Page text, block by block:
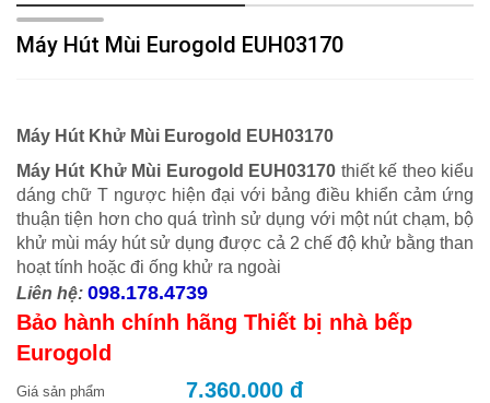
Máy Hút Mùi Eurogold EUH03170
Máy Hút Khử Mùi Eurogold EUH03170
Máy Hút Khử Mùi Eurogold EUH03170 thiết kế theo kiểu
dáng chữ T ngược hiện đại với bảng điều khiển cảm ứng
thuận tiện hơn cho quá trình sử dụng với một nút chạm, bộ
khử mùi máy hút sử dụng được cả 2 chế độ khử bằng than
hoạt tính hoặc đi ống khử ra ngoài
Liên hệ: 098.178.4739
Bảo hành chính hãng Thiết bị nhà bếp
Eurogold
Giá sản phẩm 7.360.000 đ